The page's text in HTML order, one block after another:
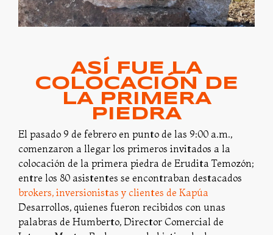
ASÍ FUE LA
COLOCACIÓN DE
LA PRIMERA
PIEDRA
El pasado 9 de febrero en punto de las 9:00 a.m.,
comenzaron a llegar los primeros invitados a la
colocación de la primera piedra de Erudita Temozón;
entre los 80 asistentes se encontraban destacados
brokers, inversionistas y clientes de Kapúa
Desarrollos, quienes fueron recibidos con unas
palabras de Humberto, Director Comercial de